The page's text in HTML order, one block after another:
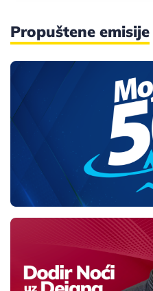
Propuštene emisije